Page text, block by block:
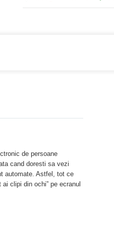
de persoane
cand doresti sa vezi
automate. Astfel, tot ce
clipi din ochi” pe ecranul